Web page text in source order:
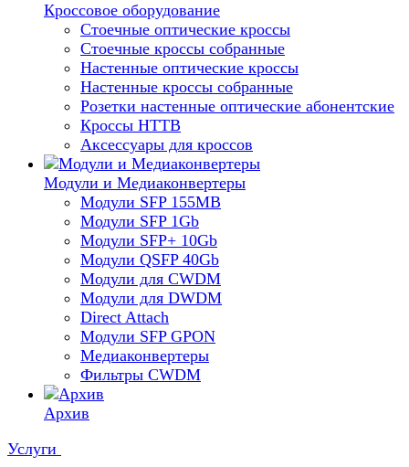
Кроссовое оборудование
Стоечные оптические кроссы
Стоечные кроссы собранные
Настенные оптические кроссы
Настенные кроссы собранные
Розетки настенные оптические абонентские
Кроссы HTTB
Аксессуары для кроссов
Модули и Медиаконвертеры
Модули SFP 155MB
Модули SFP 1Gb
Модули SFP+ 10Gb
Модули QSFP 40Gb
Модули для CWDM
Модули для DWDM
Direct Attach
Модули SFP GPON
Медиаконвертеры
Фильтры CWDM
Архив
Услуги